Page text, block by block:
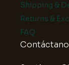
Shipping &
Returns &
FAQ